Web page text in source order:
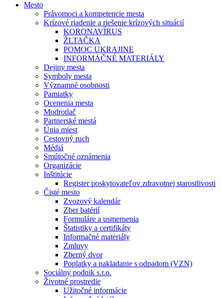
Mesto
Právomoci a kompetencie mesta
Krízové riadenie a riešenie krízových situácií
KORONAVÍRUS
ŽLTAČKA
POMOC UKRAJINE
INFORMAČNÉ MATERIÁLY
Dejiny mesta
Symboly mesta
Významné osobnosti
Pamiatky
Ocenenia mesta
Modrotlač
Partnerské mestá
Únia miest
Cestovný ruch
Médiá
Smútočné oznámenia
Organizácie
Inštitúcie
Register poskytovateľov zdravotnej starostlivosti
Čisté mesto
Zvozový kalendár
Zber batérií
Formuláre a usmernenia
Štatistiky a certifikáty
Informačné materiály
Zmluvy
Zberný dvor
Poplatky a nakladanie s odpadom (VZN)
Sociálny podnik s.r.o.
Životné prostredie
Užitočné informácie